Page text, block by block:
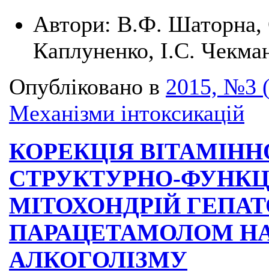
Автори: В.Ф. Шаторна,
Каплуненко, І.С.
Опубліковано в 2015, №3
Механізми інтоксикацій
КОРЕКЦІЯ
СТРУКТУРНО-
МІТОХОНДРІЙ
ПАРАЦЕТАМОЛОМ
АЛКОГОЛІЗМУ